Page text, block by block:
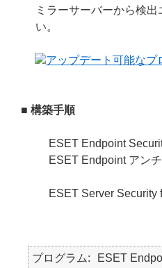
ミラーサーバーから検
い。
アップデート可能なプ
■ 構築手順
ESET Endpoint
ESET Endpoint アン
ESET Server Security
プログラム
ESET